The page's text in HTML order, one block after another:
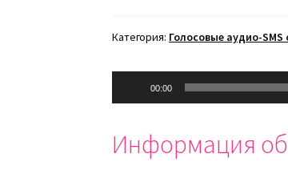
Категория: Голосовые аудио-
00:00
Информация